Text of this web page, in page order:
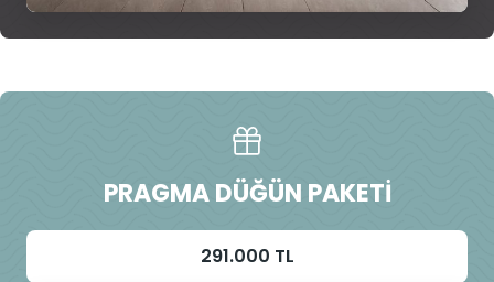
PRAGMA DÜĞÜN PAKETI
291.000 TL